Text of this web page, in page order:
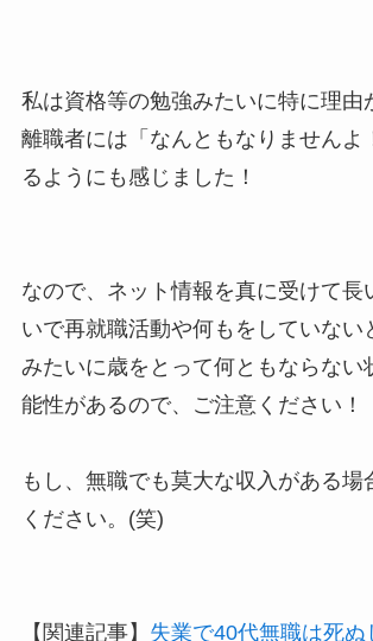
私は資格等の勉強みたいに特に理由
離職者には「なんともなりませんよ
るようにも感じました！
なので、ネット情報を真に受けて長
いで再就職活動や何もをしていない
みたいに歳をとって何ともならない
能性があるので、ご注意ください！
もし、無職でも莫大な収入がある場
ください。(笑)
【関連記事】 失業で40代無職は死ぬ